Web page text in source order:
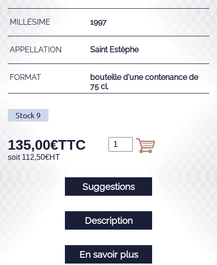
MILLÉSIME 1997
APPELLATION Saint Estèphe
FORMAT
bouteille d'une contenance de
75 cl.
Stock 9
135,00€TTC
soit 112,50€HT
Suggestions
Description
En savoir plus